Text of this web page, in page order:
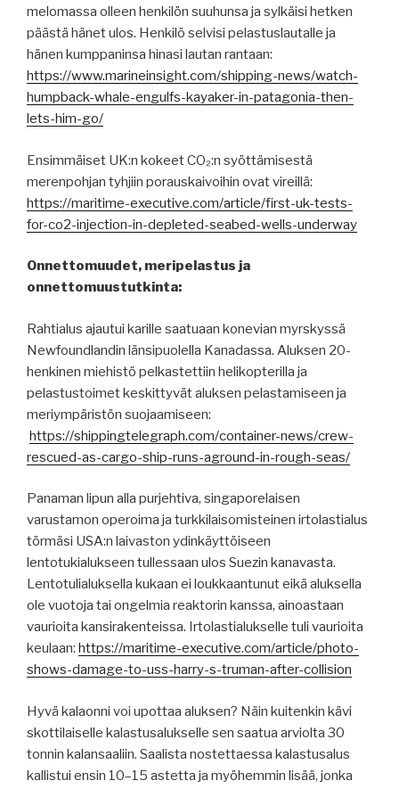
melomassa olleen henkilön suuhunsa ja sylkäisi hetken
päästä hänet ulos. Henkilö selvisi pelastuslautalle ja
hänen kumppaninsa hinasi lautan rantaan:
https://www.marineinsight.com/shipping-news/watch-
humpback-whale-engulfs-kayaker-in-patagonia-then-
lets-him-go/
Ensimmäiset UK:n kokeet CO₂:n syöttämisestä
merenpohjan tyhjiin porauskaivoihin ovat vireillä:
https://maritime-executive.com/article/first-uk-tests-
for-co2-injection-in-depleted-seabed-wells-underway
Onnettomuudet, meripelastus ja
onnettomuustutkinta:
Rahtialus ajautui karille saatuaan konevian myrskyssä
Newfoundlandin länsipuolella Kanadassa. Aluksen 20-
henkinen miehistö pelkastettiin helikopterilla ja
pelastustoimet keskittyvät aluksen pelastamiseen ja
meriympäristön suojaamiseen:
https://shippingtelegraph.com/container-news/crew-
rescued-as-cargo-ship-runs-aground-in-rough-seas/
Panaman lipun alla purjehtiva, singaporelaisen
varustamon operoima ja turkkilaisomisteinen irtolastialus
törmäsi USA:n laivaston ydinkäyttöiseen
lentotukialukseen tullessaan ulos Suezin kanavasta.
Lentotulialuksella kukaan ei loukkaantunut eikä aluksella
ole vuotoja tai ongelmia reaktorin kanssa, ainoastaan
vaurioita kansirakenteissa. Irtolastialukselle tuli vaurioita
keulaan: https://maritime-executive.com/article/photo-
shows-damage-to-uss-harry-s-truman-after-collision
Hyvä kalaonni voi upottaa aluksen? Näin kuitenkin kävi
skottilaiselle kalastusalukselle sen saatua arviolta 30
tonnin kalansaaliin. Saalista nostettaessa kalastusalus
kallistui ensin 10–15 astetta ja myöhemmin lisää, jonka